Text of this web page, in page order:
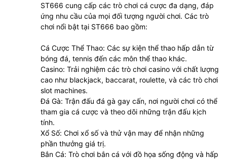
ST666 cung cấp các trò chơi cá cược đa dạng, đáp
ứng nhu cầu của mọi đối tượng người chơi. Các trò
chơi nổi bật tại ST666 bao gồm:
Cá Cược Thể Thao: Các sự kiện thể thao hấp dẫn từ
bóng đá, tennis đến các môn thể thao khác.
Casino: Trải nghiệm các trò chơi casino với chất lượng
cao như blackjack, baccarat, roulette, và các trò chơi
slot machines.
Đá Gà: Trận đấu đá gà gay cấn, nơi người chơi có thể
tham gia cá cược và theo dõi những trận đấu kịch
tính.
Xổ Số: Chơi xổ số và thử vận may để nhận những
phần thưởng giá trị.
Bắn Cá: Trò chơi bắn cá với đồ họa sống động và hấp